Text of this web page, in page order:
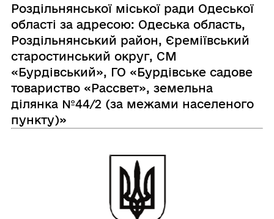
Роздільнянської міської ради Одеської
області за адресою: Одеська область,
Роздільнянський район, Єреміївський
старостинський округ, СМ
«Бурдівський», ГО «Бурдівське садове
товариство «Рассвет», земельна
ділянка №44/2 (за межами населеного
пункту)»